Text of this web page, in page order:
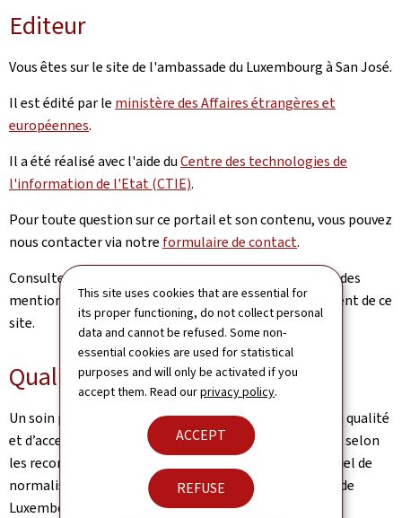
This site uses cookies that are essential for
its proper functioning, do not collect personal
data and cannot be refused. Some non-
essential cookies are used for statistical
purposes and will only be activated if you
accept them. Read ourprivacy policy.
ACCEPT
REFUSE
Editeur
Vous êtes sur le site de l'ambassade du Luxembourg à San José.
Il est édité par le ministère des Affaires étrangères et
européennes.
Il a été réalisé avec l'aide duCentre des technologies de
l'information de l'Etat (CTIE).
Pour toute question sur ce portail et son contenu, vous pouvez
nous contacter via notre formulaire de contact.
Consultez la
pour prendre connaissance des
mentions légales et des informations sur l’hébergement de ce
site.
Qualité
Un soin particulier a été pris pour garantir un niveau de qualité
et d’accessibilité satisfaisant. Ce portail est développé selon
les recommandations du référentiel Renow (Référentiel de
normalisation web du gouvernement du Grand-Duché de
Luxembourg).